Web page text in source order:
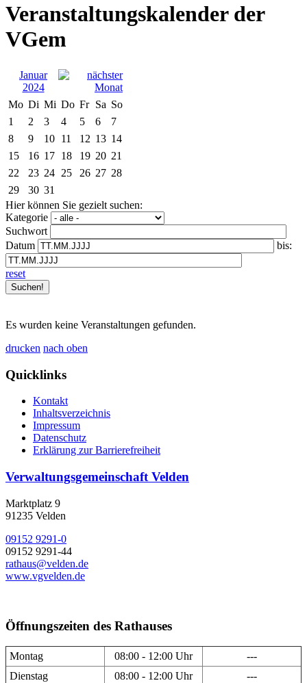
Veranstaltungskalender der
VGem
Januar
2024
Mo Di Mi Do Fr Sa So
1
2 3 4 5 6
7
8
9 10 11 12 13 14
15
16 17 18 19 20 21
22
23 24 25 26 27 28
29
30 31
Hier können Sie gezielt suchen:
Kategorie
Suchwort
Datum
bis:
reset
Es wurden keine Veranstaltungen gefunden.
drucken nach oben
Quicklinks
Kontakt
Inhaltsverzeichnis
Impressum
Datenschutz
Erklärung zur Barrierefreiheit
Verwaltungsgemeinschaft Velden
Marktplatz 9
91235 Velden
09152 9291-0
09152 9291-44
rathaus@velden.de
www.vgvelden.de
Öffnungszeiten des Rathauses
Montag 08:00 - 12:00 Uhr
---
Dienstag
08:00 - 12:00 Uhr ---